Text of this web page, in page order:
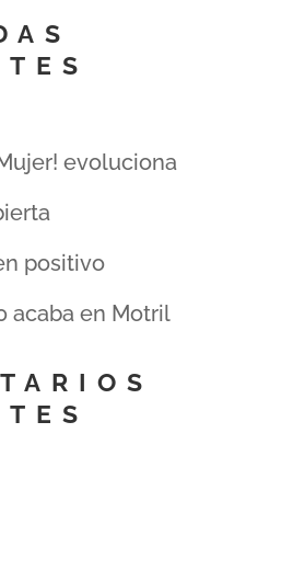
evoluciona
positivo
acaba en Motril